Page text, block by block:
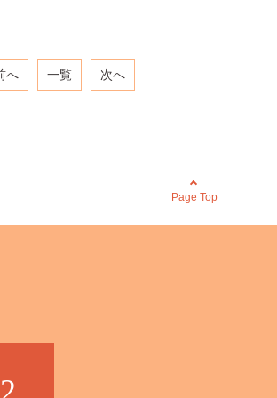
へ 一覧 次へ
Page Top